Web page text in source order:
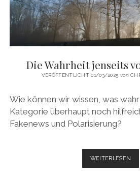
PUBLIKATIONEN
WEITERFÜHRENDE
LINKS
twitter
Makom
Beiträge
Die Wahrheit jenseits
VERÖFFENTLICHT 01/03/2025 von
Wie können wir wissen, was
Kategorie überhaupt noch
Fakenews und Polarisierung?
WEITERLESEN